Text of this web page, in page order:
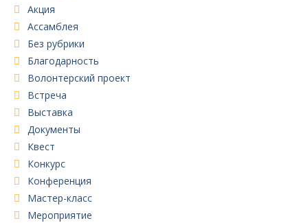
Акция
Ассамблея
Без рубрики
Благодарность
Волонтерский проект
Встреча
Выставка
Документы
Квест
Конкурс
Конференция
Мастер-класс
Мероприятие